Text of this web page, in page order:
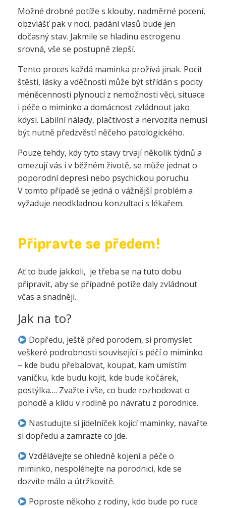
Možné drobné potíže s klouby, nadměrné pocení,
obzvlášť pak v noci, padání vlasů bude jen
dočasný stav. Jakmile se hladinu estrogenu
srovná, vše se postupně zlepší.
Tento proces každá maminka prožívá jinak. Pocit
štěstí, lásky a vděčnosti může být střídán s pocity
méněcennosti plynoucí z nemožnosti věci, situace
i péče o miminko a domácnost zvládnout jako
kdysi. Labilní nálady, plačtivost a nervozita nemusí
být nutně předzvěstí něčeho patologického.
Pouze tehdy, kdy tyto stavy trvají několik týdnů a
omezují vás i v běžném životě, se může jednat o
poporodní depresi nebo psychickou poruchu.
V tomto případě se jedná o vážnější problém a
vyžaduje neodkladnou konzultaci s lékařem.
Připravte se předem!
Ať to bude jakkoli, je třeba se na tuto dobu
připravit, aby se případné potíže daly zvládnout
včas a snadněji.
Jak na to?
Dopředu, ještě před porodem, si promyslet
veškeré podrobnosti související s péčí o miminko
– kde budu přebalovat, koupat, kam umístím
vaničku, kde budu kojit, kde bude kočárek,
postýlka…. Zvažte i vše, co bude rozhodovat o
pohodě a klidu v rodině po návratu z porodnice.
Nastudujte si jídelníček kojící maminky, navařte
si dopředu a zamrazte co jde.
Vzdělávejte se ohledně kojení a péče o
miminko, nespoléhejte na porodnici, kde se
dozvíte málo a útržkovitě.
Poproste někoho z rodiny, kdo bude po ruce